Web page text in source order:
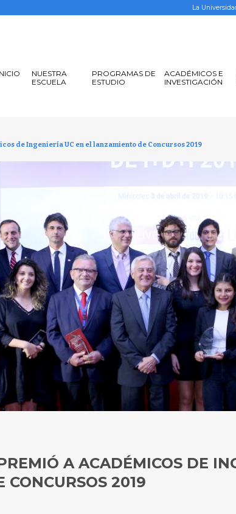
La
NUESTRA
ESCUELA
PROGRAMAS DE
ESTUDIO
ACADÉMICOS E
INVESTIGACIÓN
de Ingeniería UC en el lanzamiento de Concursos 2019
A ACADÉMICOS DE
2019